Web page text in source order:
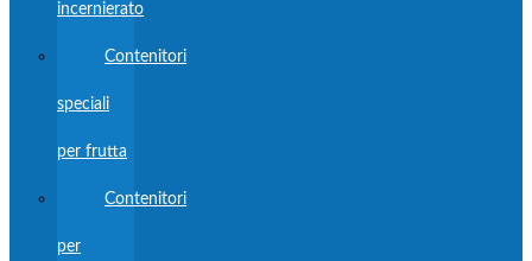
incernierato
Contenitori
speciali
per frutta
Contenitori
per